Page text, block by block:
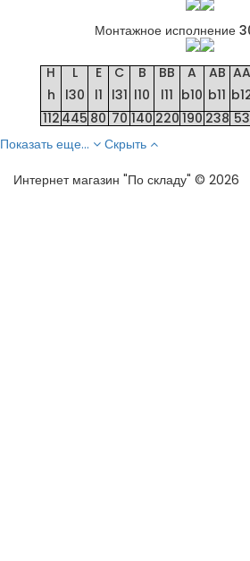
Монтажное исполнение
H
h
L
l30
E
l1
C
l31
B
l10
BB
l11
A
b10
AB
b11
AA
112 445 80 70 140 220 190 238 53
Показать еще...
Скрыть
Интернет магазин "По складу" © 2026